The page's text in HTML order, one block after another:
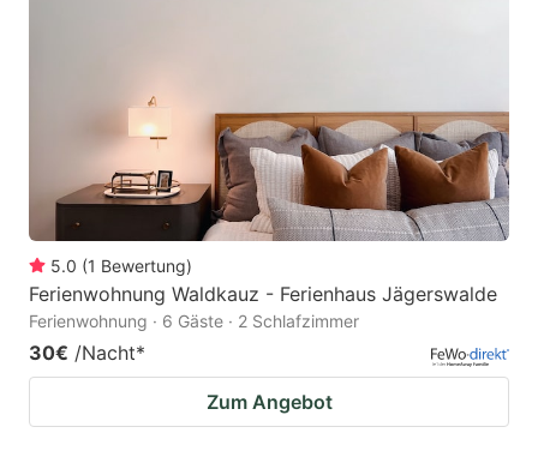
5.0 (1 Bewertung)
Ferienwohnung Waldkauz - Ferienhaus Jägerswalde
Ferienwohnung · 6 Gäste · 2 Schlafzimmer
30€ /Nacht*
Zum Angebot